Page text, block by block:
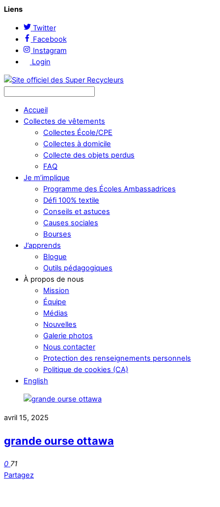
Liens
Twitter
Facebook
Instagram
Login
Accueil
Collectes de vêtements
Collectes École/CPE
Collectes à domicile
Collecte des objets perdus
FAQ
Je m’implique
Programme des Écoles Ambassadrices
Défi 100% textile
Conseils et astuces
Causes sociales
Bourses
J’apprends
Blogue
Outils pédagogiques
À propos de nous
Mission
Équipe
Médias
Nouvelles
Galerie photos
Nous contacter
Protection des renseignements personnels
Politique de cookies (CA)
English
avril 15, 2025
grande ourse ottawa
0 71
Partagez